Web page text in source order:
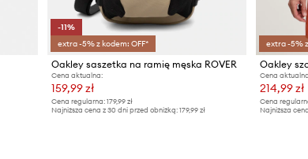
-11%
extra -5% z kodem: OFF*
Oakley saszetka na ramię męska ROVER
Cena aktualna:
159,99 zł
Cena regularna: 179,99 zł
Najniższa cena z 30 dni przed obniżką: 179,99 zł
extra -5%
Cena
214,99 zł
Cena
Najniższa